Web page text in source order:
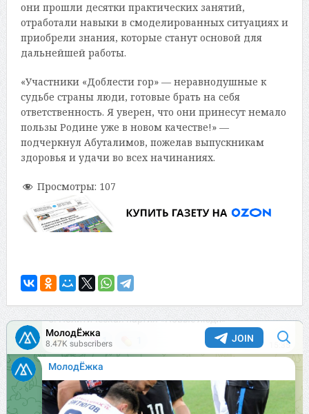
они прошли десятки практических занятий,
отработали навыки в смоделированных ситуациях и
приобрели знания, которые станут основой для
дальнейшей работы.
«Участники «Доблести гор» — неравнодушные к
судьбе страны люди, готовые брать на себя
ответственность. Я уверен, что они принесут немало
пользы Родине уже в новом качестве!» —
подчеркнул Абуталимов, пожелав выпускникам
здоровья и удачи во всех начинаниях.
Просмотры: 107